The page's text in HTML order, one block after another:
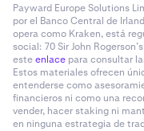
Payward Europe Solutions
por el Banco Central de
opera como Kraken, está
social: 70 Sir John
esteenlace para consultar
Estos materiales ofrecen
entenderse como
financieros ni como una
vender, hacer staking ni
en ninguna estrategia de